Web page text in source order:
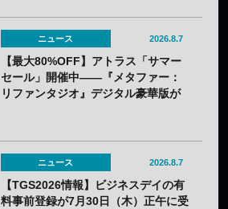
ニュース 2026.8.7
【最大80%OFF】アトラス「サマー
セール」開催中——『メタファー：
リファンタジオ』デジタル豪華版が
ニュース 2026.8.7
【TGS2026情報】ビジネスデイの有
料事前登録が7月30日（木）正午に受